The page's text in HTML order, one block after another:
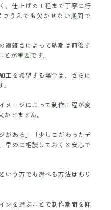
、仕上げの工程まで丁寧に行
うえでも欠かせない期間で
複雑さによって納期は前後す
が重要です。
工を希望する場合は、さらに
メージによって制作工程が変
せません。
がある」「少しこだわったデ
早めに相談しておくと安心で
いう方でも選べる方法はあり
ンを選ぶことで制作期間を抑